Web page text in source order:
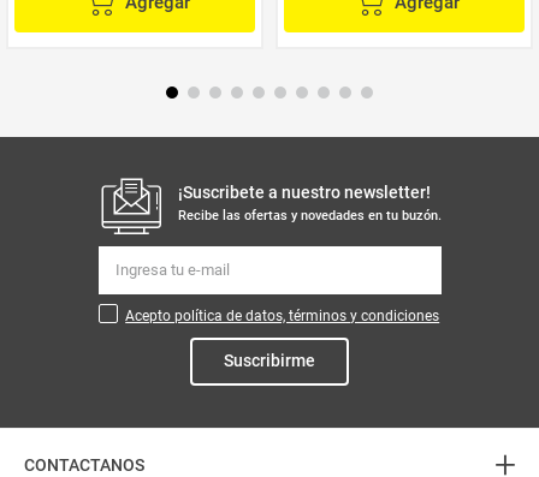
¡Suscribete a nuestro newsletter!
Recibe las ofertas y novedades en tu buzón.
Acepto política de datos, términos y condiciones
Suscribirme
CONTACTANOS +